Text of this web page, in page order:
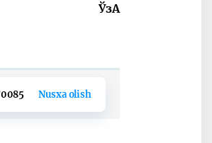
ЎзА
Nusxa olish